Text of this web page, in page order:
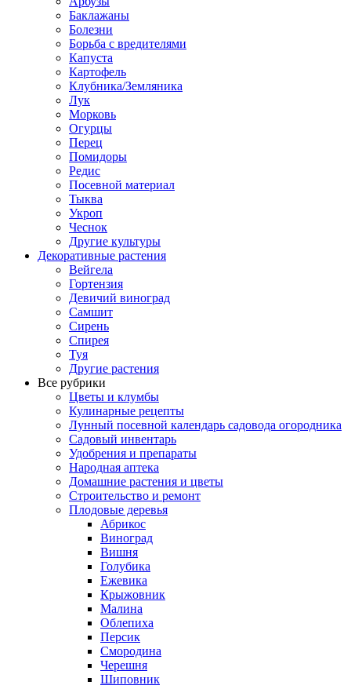
Баклажаны
Болезни
Борьба с вредителями
Капуста
Картофель
Клубника/Земляника
Лук
Морковь
Огурцы
Перец
Помидоры
Редис
Посевной материал
Тыква
Укроп
Чеснок
Другие культуры
Декоративные растения
Вейгела
Гортензия
Девичий виноград
Самшит
Сирень
Спирея
Туя
Другие растения
Все рубрики
Цветы и клумбы
Кулинарные рецепты
Лунный посевной календарь садовода огородника
Садовый инвентарь
Удобрения и препараты
Народная аптека
Домашние растения и цветы
Строительство и ремонт
Плодовые деревья
Абрикос
Виноград
Вишня
Голубика
Ежевика
Крыжовник
Малина
Облепиха
Персик
Смородина
Черешня
Шиповник